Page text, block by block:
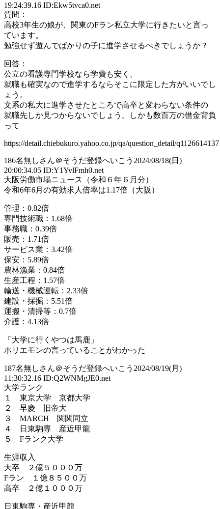
19:24:39.16 ID:Ekw5tvca0.net
質問：
高校3年生の娘が、関東のFラン私立大学に行きたいと言っ
ています。
勉強せず遊んでばかりの子に進学させるべきでしょうか？
回答：
公立の看護専門学校なら学費も安く、
就職も確実なので進学するならそこに限定した方がいいでし
ょう。
文系の私大に進学させたところで高卒と変わらない条件の
就職先しか見つからないでしょう。しかも数百万の借金背負
って
https://detail.chiebukuro.yahoo.co.jp/qa/question_detail/
186名無しさん＠そうだ登録へいこう 2024/08/18(日)
20:00:34.05 ID:Y1YvlFmh0.net
大阪労働市場ニュース（令和６年６月分）
令和6年6月の有効求人倍率は1.17倍（大阪）
管理：0.82倍
専門技術職：1.68倍
事務職：0.39倍
販売：1.71倍
サービス業：3.42倍
保安：5.89倍
農林漁業：0.84倍
生産工程：1.57倍
輸送・機械運転：2.33倍
建設・採掘：5.51倍
運搬・清掃等：0.7倍
介護：4.13倍
「大学に行くやつは馬鹿」
ホリエモンの言っていることがわかった
187名無しさん＠そうだ登録へいこう 2024/08/19(月)
11:30:32.16 ID:Q2WNMgJE0.net
大学ランク
１ 東京大学 京都大学
２ 早慶 旧帝大
３ MARCH 関関同立
４ 日東駒専 産近甲龍
５ Fランク大学
生涯収入
大卒 ２億５０００万
Fラン １億８５００万
高卒 ２億１０００万
日東駒専・産近甲龍